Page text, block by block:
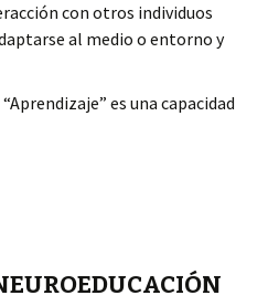
con otros individuos
al medio o entorno y
es una capacidad
Y LOS PROFES